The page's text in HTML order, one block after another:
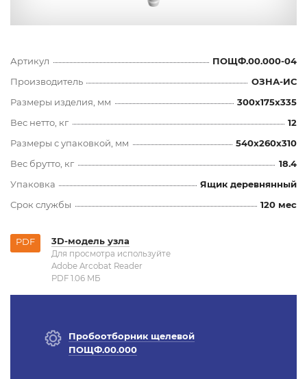
Артикул
ПОЩФ.00.000-04
Производитель
ОЗНА-ИС
Размеры изделия, мм
300x175x335
Вес нетто, кг
12
Размеры с упаковкой, мм
540x260x310
Вес брутто, кг
18.4
Упаковка
Ящик деревнянный
Срок службы
120 мес
PDF 3D-модель узла
Для просмотра используйте
Adobe Arcobat Reader
PDF 1.06 MБ
Пробоотборник щелевой
ПОЩФ.00.000